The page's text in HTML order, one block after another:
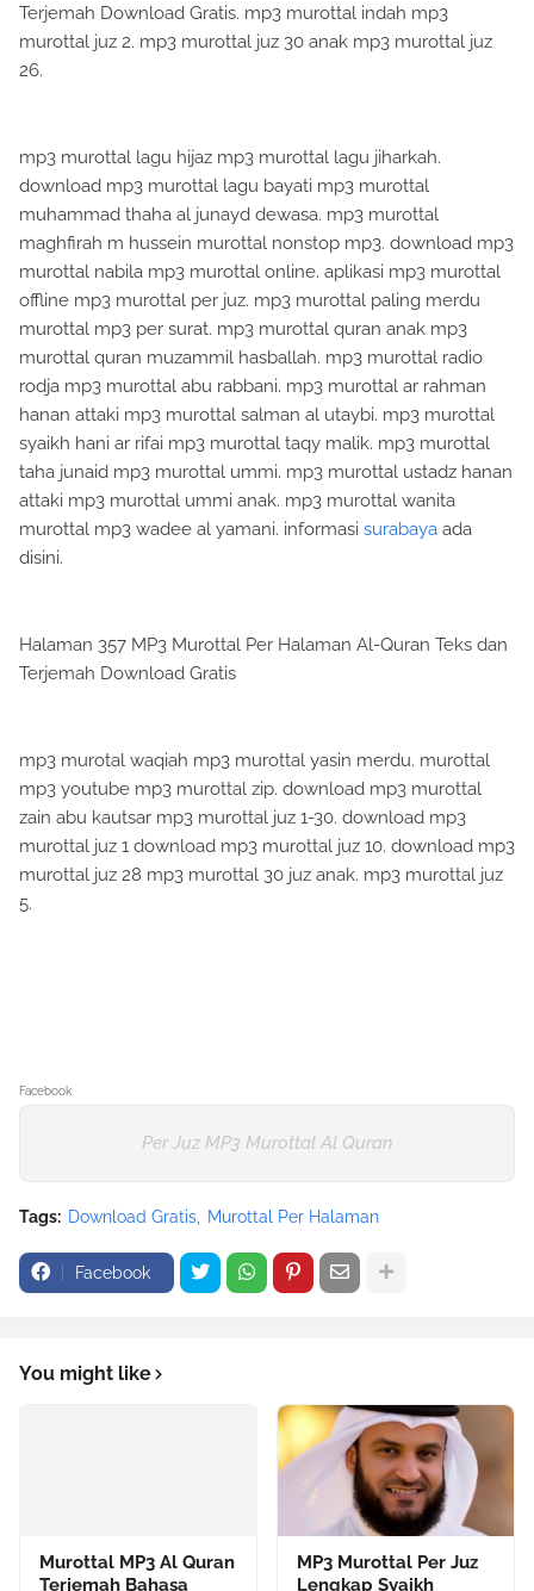
Terjemah Download Gratis. mp3 murottal indah mp3
murottal juz 2. mp3 murottal juz 30 anak mp3 murottal juz
26.
mp3 murottal lagu hijaz mp3 murottal lagu jiharkah.
download mp3 murottal lagu bayati mp3 murottal
muhammad thaha al junayd dewasa. mp3 murottal
maghfirah m hussein murottal nonstop mp3. download mp3
murottal nabila mp3 murottal online. aplikasi mp3 murottal
offline mp3 murottal per juz. mp3 murottal paling merdu
murottal mp3 per surat. mp3 murottal quran anak mp3
murottal quran muzammil hasballah. mp3 murottal radio
rodja mp3 murottal abu rabbani. mp3 murottal ar rahman
hanan attaki mp3 murottal salman al utaybi. mp3 murottal
syaikh hani ar rifai mp3 murottal taqy malik. mp3 murottal
taha junaid mp3 murottal ummi. mp3 murottal ustadz hanan
attaki mp3 murottal ummi anak. mp3 murottal wanita
murottal mp3 wadee al yamani. informasi surabaya ada
disini.
Halaman 357 MP3 Murottal Per Halaman Al-Quran Teks dan
Terjemah Download Gratis
mp3 murotal waqiah mp3 murottal yasin merdu. murottal
mp3 youtube mp3 murottal zip. download mp3 murottal
zain abu kautsar mp3 murottal juz 1-30. download mp3
murottal juz 1 download mp3 murottal juz 10. download mp3
murottal juz 28 mp3 murottal 30 juz anak. mp3 murottal juz
5.
Facebook
Per Juz MP3 Murottal Al Quran
Tags: Download Gratis Murottal Per Halaman
Facebook
You might like
Murottal MP3 Al Quran
Terjemah Bahasa
MP3 Murottal Per Juz
Lengkap Syaikh